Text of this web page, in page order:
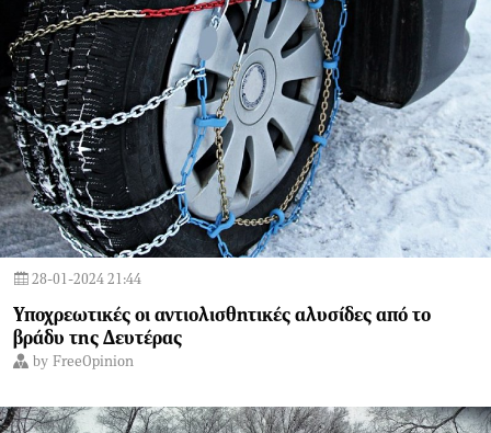
28-01-2024 21:44
Υποχρεωτικές οι αντιολισθητικές αλυσίδες από το
βράδυ της Δευτέρας
by FreeOpinion